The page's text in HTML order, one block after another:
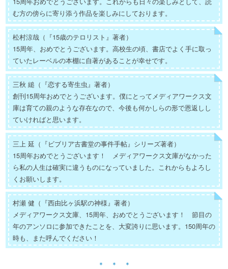
む方の傍らに寄り添う作品を楽しみにしております。
松村涼哉（『15歳のテロリスト』著者）
15周年、おめでとうございます。高校生の頃、書店でよく手に取っ
ていたレーベルの本棚に自著があることが幸せです。
三秋 縋（『恋する寄生虫』著者）
創刊15周年おめでとうございます。僕にとってメディアワークス文
庫は育ての親のような存在なので、今後も何かしらの形で恩返しし
ていければと思います。
三上 延（『ビブリア古書堂の事件手帖』シリーズ著者）
15周年おめでとうございます！ メディアワークス文庫がなかった
ら私の人生は確実に違うものになっていました。これからもよろし
くお願いします。
村瀬 健（『西由比ヶ浜駅の神様』著者）
メディアワークス文庫、15周年、おめでとうございます！ 節目の
年のアンソロに参加できたことを、大変誇りに思います。150周年の
時も、また呼んでください！